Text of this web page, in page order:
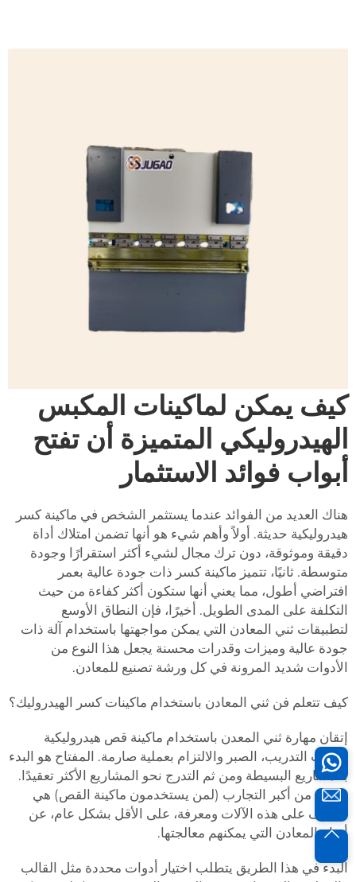
كيف يمكن لماكينات المكبس
الهيدروليكي المتميزة أن تفتح
أبواب فوائد الاستثمار
هناك العديد من الفوائد عندما يستثمر الشخص في ماكينة كسر
هيدروليكية حديثة. أولاً وأهم شيء هو أنها تضمن امتلاك أداة
دقيقة وموثوقة، دون ترك مجال لشيء أكثر استقرارًا وجودة
متوسطة. ثانيًا، تتميز ماكينة كسر ذات جودة عالية بعمر
افتراضي أطول، مما يعني أنها ستكون أكثر كفاءة من حيث
التكلفة على المدى الطويل. أخيرًا، فإن النطاق الأوسع
لتطبيقات ثني المعادن التي يمكن مواجهتها باستخدام آلة ذات
جودة عالية وميزات وقدرات محسنة يجعل هذا النوع من
الأدوات شديد المرونة في كل ورشة تصنيع للمعادن.
كيف تتعلم فن ثني المعادن باستخدام ماكينات كسر الهيدروليك؟
إتقان مهارة ثني المعدن باستخدام ماكينة قص هيدروليكية
يتطلب التدريب، الصبر والالتزام بعملية صارمة. المفتاح هو البدء
بالمشاريع البسيطة ومن ثم التدرج نحو المشاريع الأكثر تعقيدًا.
واحدة من أكبر التجارب (لمن يستخدمون ماكينة القص) هي
التعرف على هذه الآلات ومعرفة، على الأقل بشكل عام، عن
أنواع المعادن التي يمكنهم معالجتها.
البدء في هذا الطريق يتطلب اختيار أدوات محددة مثل القالب